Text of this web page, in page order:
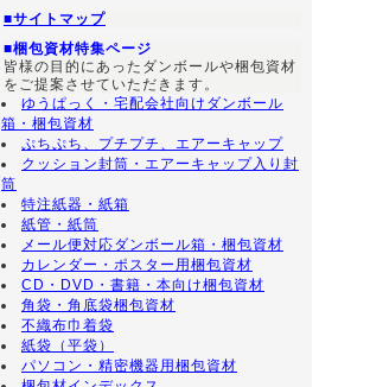
■サイトマップ
■梱包資材特集ページ
皆様の目的にあったダンボールや梱包資材
をご提案させていただきます。
ゆうぱっく・宅配会社向けダンボール
箱・梱包資材
ぷちぷち、プチプチ、エアーキャップ
クッション封筒・エアーキャップ入り封
筒
特注紙器・紙箱
紙管・紙筒
メール便対応ダンボール箱・梱包資材
カレンダー・ポスター用梱包資材
CD・DVD・書籍・本向け梱包資材
角袋・角底袋梱包資材
不織布巾着袋
紙袋（平袋）
パソコン・精密機器用梱包資材